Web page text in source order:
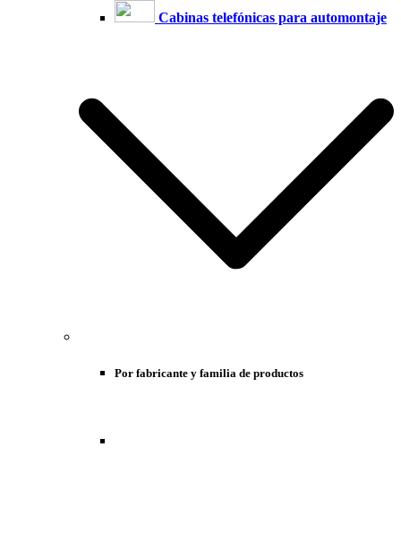
Cabinas telefónicas para automontaje
Por fabricante y familia de productos